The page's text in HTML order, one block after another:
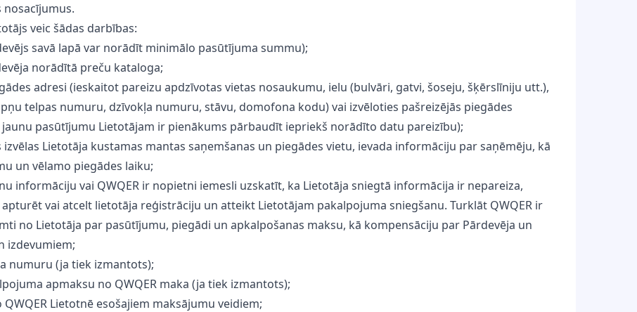
veic šādas darbības:
savā lapā var norādīt minimālo pasūtījuma summu);
norādītā preču kataloga;
adresi (ieskaitot pareizu apdzīvotas vietas nosaukumu, ielu (bulvāri, gatvi, šoseju, šķērslīniju utt.),
telpas numuru, dzīvokļa numuru, stāvu, domofona kodu) vai izvēloties pašreizējās piegādes
pasūtījumu Lietotājam ir pienākums pārbaudīt iepriekš norādīto datu pareizību);
Lietotāja kustamas mantas saņemšanas un piegādes vietu, ievada informāciju par saņēmēju, kā
un vēlamo piegādes laiku;
informāciju vai QWQER ir nopietni iemesli uzskatīt, ka Lietotāja sniegtā informācija ir nepareiza,
vai atcelt lietotāja reģistrāciju un atteikt Lietotājam pakalpojuma sniegšanu. Turklāt QWQER ir
no Lietotāja par pasūtījumu, piegādi un apkalpošanas maksu, kā kompensāciju par Pārdevēja un
izdevumiem;
numuru (ja tiek izmantots);
apmaksu no QWQER maka (ja tiek izmantots);
Lietotnē esošajiem maksājumu veidiem;